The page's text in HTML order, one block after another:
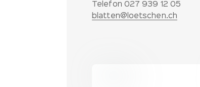
Partner
Telefon 027 939 12 05
blatten@loetschen.ch